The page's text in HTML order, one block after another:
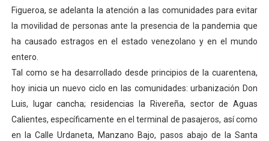
Dictan MasterClass en el marco del Encuentro LAGO
Campo Elías avanza con plan de asfaltado
Encuentro estadal fortalece la coordinación de
Gobernador Arnaldo Sánchez apadrina a más de 993
Plan Quirúrgico Regional llega a Pueblo Llano con la
Figueroa, se adelanta la atención a las comunidades para evitar
la movilidad de personas ante la presencia de la pandemia que
ha causado estragos en el estado venezolano y en el mundo
entero.
Tal como se ha desarrollado desde principios de la cuarentena,
hoy inicia un nuevo ciclo en las comunidades: urbanización Don
Luis, lugar cancha; residencias la Rivereña, sector de Aguas
Calientes, específicamente en el terminal de pasajeros, así como
en la Calle Urdaneta, Manzano Bajo, pasos abajo de la Santa